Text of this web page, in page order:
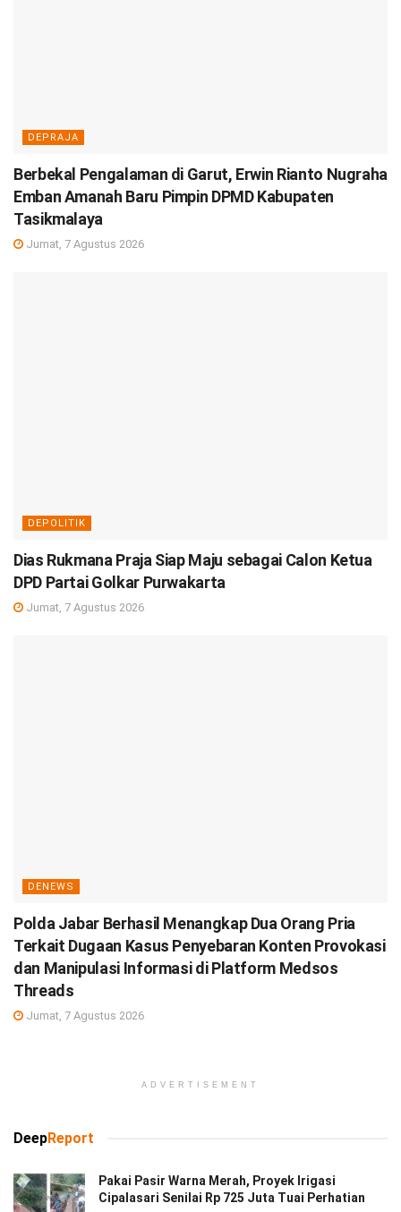
DEPRAJA
Berbekal Pengalaman di Garut, Erwin Rianto Nugraha
Emban Amanah Baru Pimpin DPMD Kabupaten
Tasikmalaya
Jumat, 7 Agustus 2026
DEPOLITIK
Dias Rukmana Praja Siap Maju sebagai Calon Ketua
DPD Partai Golkar Purwakarta
Jumat, 7 Agustus 2026
DENEWS
Polda Jabar Berhasil Menangkap Dua Orang Pria
Terkait Dugaan Kasus Penyebaran Konten Provokasi
dan Manipulasi Informasi di Platform Medsos
Threads
Jumat, 7 Agustus 2026
ADVERTISEMENT
DeepReport
Pakai Pasir Warna Merah, Proyek Irigasi
Cipalasari Senilai Rp 725 Juta Tuai Perhatian